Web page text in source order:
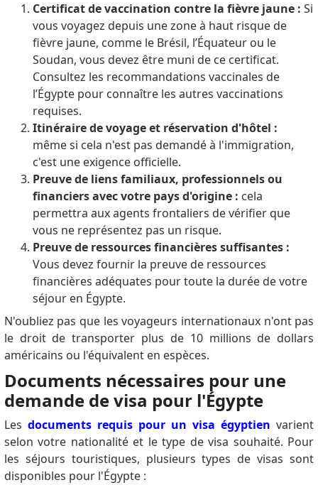
Certificat de vaccination contre la fièvre jaune : Si
vous voyagez depuis une zone à haut risque de
fièvre jaune, comme le Brésil, l’Équateur ou le
Soudan, vous devez être muni de ce certificat.
Consultez les recommandations vaccinales de
l’Égypte pour connaître les autres vaccinations
requises.
Itinéraire de voyage et réservation d'hôtel :
même si cela n'est pas demandé à l'immigration,
c'est une exigence officielle.
Preuve de liens familiaux, professionnels ou
financiers avec votre pays d'origine : cela
permettra aux agents frontaliers de vérifier que
vous ne représentez pas un risque.
Preuve de ressources financières suffisantes :
Vous devez fournir la preuve de ressources
financières adéquates pour toute la durée de votre
séjour en Égypte.
N'oubliez pas que les voyageurs internationaux n'ont pas
le droit de transporter plus de 10 millions de dollars
américains ou l'équivalent en espèces.
Documents nécessaires pour une
demande de visa pour l'Égypte
Les documents requis pour un visa égyptien varient
selon votre nationalité et le type de visa souhaité. Pour
les séjours touristiques, plusieurs types de visas sont
disponibles pour l'Égypte :